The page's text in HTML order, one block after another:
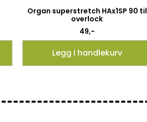
Organ superstretch HAx1SP 90 til
overlock
49,-
Legg i handlekurv